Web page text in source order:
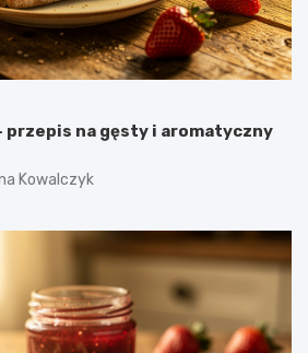
przepis na gęsty i aromatyczny
Kowalczyk